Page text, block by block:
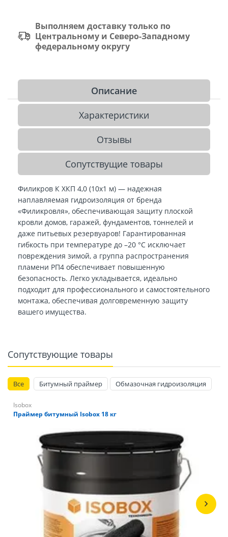
Выполняем доставку только по
Центральному и Северо-Западному
федеральному округу
Описание
Характеристики
Отзывы
Сопутствущие товары
Филикров К ХКП 4,0 (10х1 м) — надежная
наплавляемая гидроизоляция от бренда
«Филикровля», обеспечивающая защиту плоской
кровли домов, гаражей, фундаментов, тоннелей и
даже питьевых резервуаров! Гарантированная
гибкость при температуре до –20 °C исключает
повреждения зимой, а группа распространения
пламени РП4 обеспечивает повышенную
безопасность. Легко укладывается, идеально
подходит для профессионального и самостоятельного
монтажа, обеспечивая долговременную защиту
вашего имущества.
Сопутствующие товары
Все Битумный праймер Обмазочная гидроизоляция
Isobox
Праймер битумный Isobox 18 кг